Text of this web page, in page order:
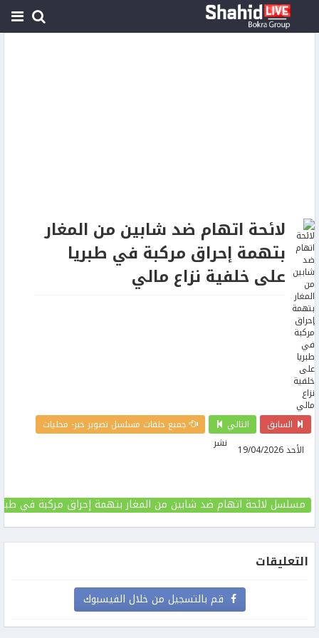
لائحة اتهام ضد شابين من المغار
بتهمة إحراق مركبة في طبريا
على خلفية نزاع مالي
السابق التالي
جميع حلقات مسلسل تصوير خبر- محليات
نشر
الأحد 19/04/2026
مسلسل لائحة اتهام ضد شابين من المغار بتهمة إحراق مركبة في
التعليقات
قم بالتسجيل من خلال الفيسبوك